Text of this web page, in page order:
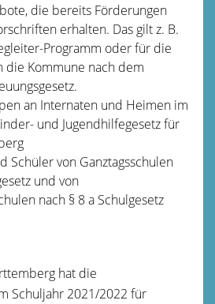
die bereits Förderungen
erhalten. Das gilt z. B.
Programm oder für die
die Kommune nach dem
an Internaten und Heimen im
und Jugendhilfegesetz für
Schüler von Ganztagsschulen
und von
nach § 8 a Schulgesetz
hat die
Schuljahr 2021/2022 für